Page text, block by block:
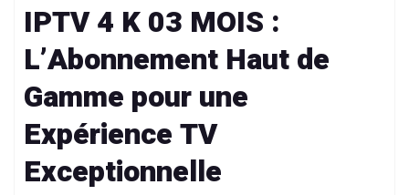
IPTV 4 K 03 MOIS :
L’Abonnement Haut de
Gamme pour une
Expérience TV
Exceptionnelle